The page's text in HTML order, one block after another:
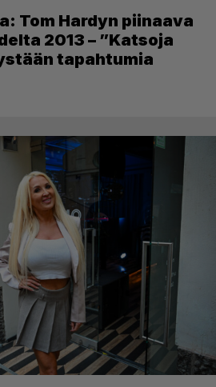
Tom Hardyn piinaava
2013 – ”Katsoja
tapahtumia